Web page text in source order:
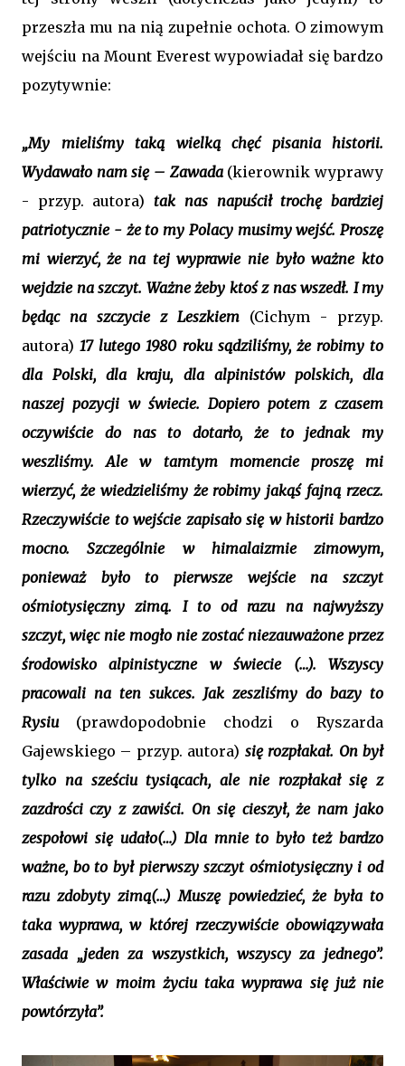
przeszła mu na nią zupełnie ochota. O zimowym
wejściu na Mount Everest wypowiadał się bardzo
pozytywnie:
„My mieliśmy taką wielką chęć pisania historii.
Wydawało nam się – Zawada (kierownik wyprawy
- przyp. autora) tak nas napuścił trochę bardziej
patriotycznie - że to my Polacy musimy wejść. Proszę
mi wierzyć, że na tej wyprawie nie było ważne kto
wejdzie na szczyt. Ważne żeby ktoś z nas wszedł. I my
będąc na szczycie z Leszkiem (Cichym - przyp.
autora) 17 lutego 1980 roku sądziliśmy, że robimy to
dla Polski, dla kraju, dla alpinistów polskich, dla
naszej pozycji w świecie. Dopiero potem z czasem
oczywiście do nas to dotarło, że to jednak my
weszliśmy. Ale w tamtym momencie proszę mi
wierzyć, że wiedzieliśmy że robimy jakąś fajną rzecz.
Rzeczywiście to wejście zapisało się w historii bardzo
mocno. Szczególnie w himalaizmie zimowym,
ponieważ było to pierwsze wejście na szczyt
ośmiotysięczny zimą. I to od razu na najwyższy
szczyt, więc nie mogło nie zostać niezauważone przez
środowisko alpinistyczne w świecie (…). Wszyscy
pracowali na ten sukces. Jak zeszliśmy do bazy to
Rysiu (prawdopodobnie chodzi o Ryszarda
Gajewskiego – przyp. autora) się rozpłakał. On był
tylko na sześciu tysiącach, ale nie rozpłakał się z
zazdrości czy z zawiści. On się cieszył, że nam jako
zespołowi się udało(…) Dla mnie to było też bardzo
ważne, bo to był pierwszy szczyt ośmiotysięczny i od
razu zdobyty zimą(…) Muszę powiedzieć, że była to
taka wyprawa, w której rzeczywiście obowiązywała
zasada „jeden za wszystkich, wszyscy za jednego”.
Właściwie w moim życiu taka wyprawa się już nie
powtórzyła”.